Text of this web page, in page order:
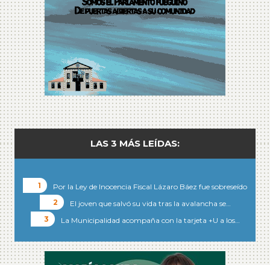
LAS 3 MÁS LEÍDAS:
Por la Ley de Inocencia Fiscal Lázaro Báez fue sobreseído
El joven que salvó su vida tras la avalancha se…
La Municipalidad acompaña con la tarjeta +U a los…